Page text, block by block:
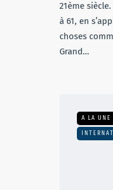
21ème
à 61, en
choses
Grand…
A LA UNE